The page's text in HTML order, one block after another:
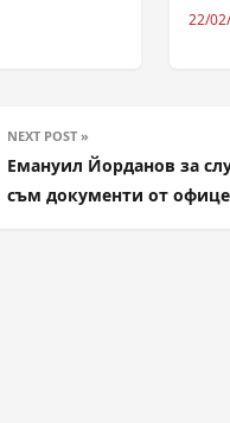
22/
NEXT POST »
Емануил Йорданов за
съм документи от